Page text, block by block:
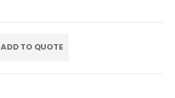
ADD TO QUOTE